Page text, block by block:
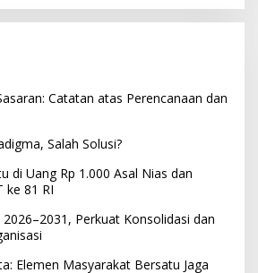
Catatan atas Perencanaan dan
Salah Solusi?
di Uang Rp 1.000 Asal Nias dan
ke 81 RI
2026–2031, Perkuat Konsolidasi dan
Elemen Masyarakat Bersatu Jaga